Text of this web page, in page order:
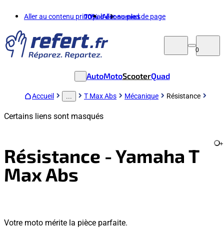
Aller au contenu principalAller au pied de page
70%d'économies
0
AutoMotoScooterQuad
Accueil T Max Abs Mécanique Résistance
Certains liens sont masqués
Résistance - Yamaha T
Max Abs
+
Votre moto mérite la pièce parfaite.